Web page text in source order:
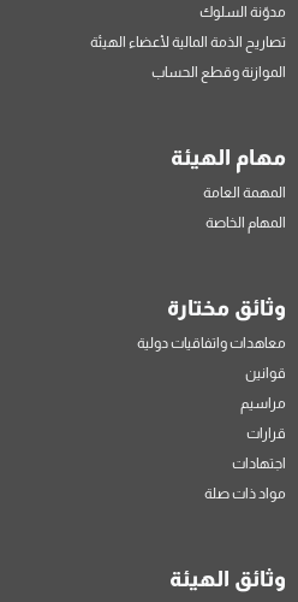
مدوّنة السلوك
تصاريح الذمة المالية لأعضاء الهيئة
الموازنة وقطع الحساب
مهام الهيئة
المهمة العامة
المهام الخاصة
وثائق مختارة
معاهدات واتفاقيات دولية
قوانين
مراسيم
قرارات
اجتهادات
مواد ذات صلة
وثائق الهيئة